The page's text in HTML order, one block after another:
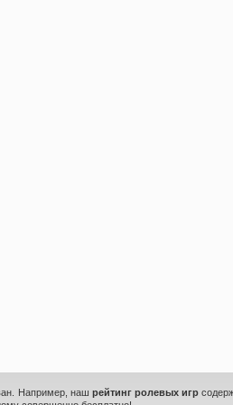
Например, наш рейтинг ролевых игр